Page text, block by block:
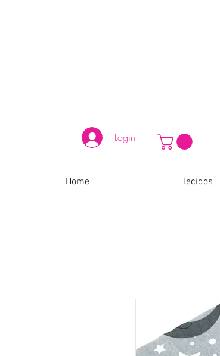
Login
Home Tecidos